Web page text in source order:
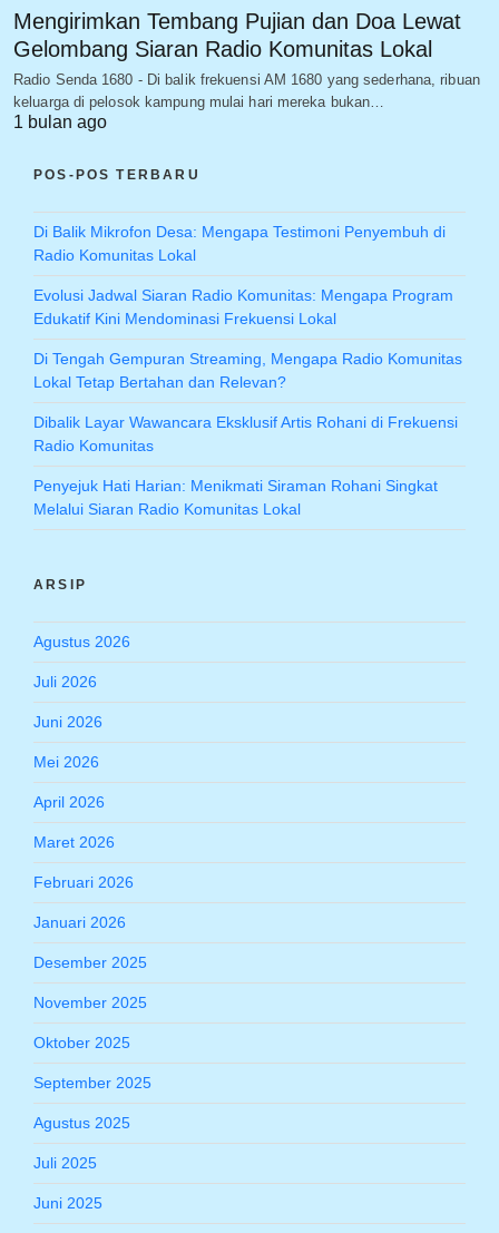
Mengirimkan Tembang Pujian dan Doa Lewat
Gelombang Siaran Radio Komunitas Lokal
Radio Senda 1680 - Di balik frekuensi AM 1680 yang sederhana, ribuan
keluarga di pelosok kampung mulai hari mereka bukan…
1 bulan ago
POS-POS TERBARU
Di Balik Mikrofon Desa: Mengapa Testimoni Penyembuh di
Radio Komunitas Lokal
Evolusi Jadwal Siaran Radio Komunitas: Mengapa Program
Edukatif Kini Mendominasi Frekuensi Lokal
Di Tengah Gempuran Streaming, Mengapa Radio Komunitas
Lokal Tetap Bertahan dan Relevan?
Dibalik Layar Wawancara Eksklusif Artis Rohani di Frekuensi
Radio Komunitas
Penyejuk Hati Harian: Menikmati Siraman Rohani Singkat
Melalui Siaran Radio Komunitas Lokal
ARSIP
Agustus 2026
Juli 2026
Juni 2026
Mei 2026
April 2026
Maret 2026
Februari 2026
Januari 2026
Desember 2025
November 2025
Oktober 2025
September 2025
Agustus 2025
Juli 2025
Juni 2025